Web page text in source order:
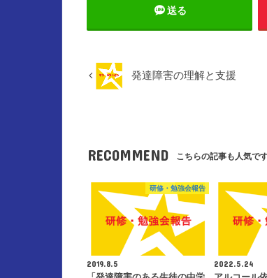
送る
発達障害の理解と支援
RECOMMEND こちらの記事も人気です
研修・勉強会報告
2019.8.5
2022.5.24